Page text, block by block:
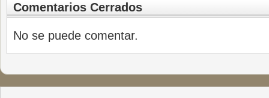
Comentarios Cerrados
No se puede comentar.